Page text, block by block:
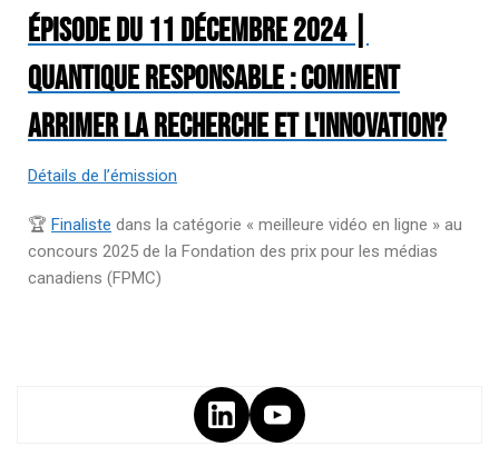
Épisode du 11 décembre 2024 |
QUANTIQUE RESPONSABLE : COMMENT
ARRIMER LA RECHERCHE ET L'INNOVATION?
Détails de l’émission
🏆 Finaliste dans la catégorie « meilleure vidéo en ligne » au
concours 2025 de la Fondation des prix pour les médias
canadiens (FPMC)